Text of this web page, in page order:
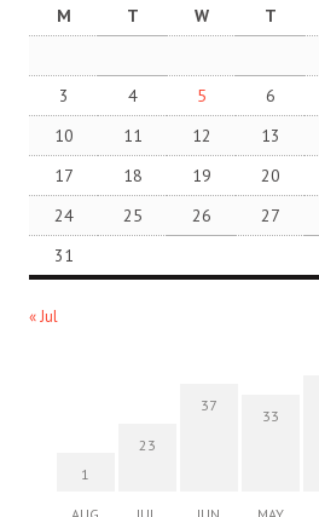
M T W T
3
4 5 6
10
11 12 13
17
18 19 20
24
25 26 27
31
« Jul
1
23
37
33